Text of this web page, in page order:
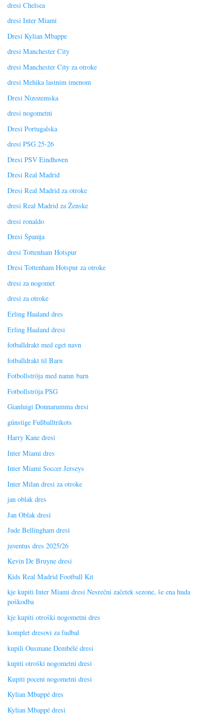
dresi Chelsea
dresi Inter Miami
Dresi Kylian Mbappe
dresi Manchester City
dresi Manchester City za otroke
dresi Mehika lastnim imenom
Dresi Nizozemska
dresi nogometni
Dresi Portugalska
dresi PSG 25-26
Dresi PSV Eindhoven
Dresi Real Madrid
Dresi Real Madrid za otroke
dresi Real Madrid za Ženske
dresi ronaldo
Dresi Španija
dresi Tottenham Hotspur
Dresi Tottenham Hotspur za otroke
dresi za nogomet
dresi za otroke
Erling Haaland dres
Erling Haaland dresi
fotballdrakt med eget navn
fotballdrakt til Barn
Fotbollströja med namn barn
Fotbollströja PSG
Gianluigi Donnarumma dresi
günstige Fußballtrikots
Harry Kane dresi
Inter Miami dres
Inter Miami Soccer Jerseys
Inter Milan dresi za otroke
jan oblak dres
Jan Oblak dresi
Jude Bellingham dresi
juventus dres 2025/26
Kevin De Bruyne dresi
Kids Real Madrid Football Kit
kje kupiti Inter Miami dresi Nesrečni začetek sezone, še ena huda
poškodba
kje kupiti otroški nogometni dres
komplet dresovi za fudbal
kupili Ousmane Dembélé dresi
kupiti otroški nogometni dresi
Kupiti poceni nogometni dresi
Kylian Mbappé dres
Kylian Mbappé dresi